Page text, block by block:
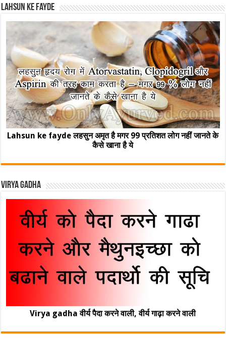
Lahsun ke fayde
Lahsun ke fayde लहसुन अमृत है मगर 99 प्रतिशत लोग नहीं जानते के
कैसे खाना है ये
Virya Gadha
Virya gadha वीर्य पैदा करने वाली, वीर्य गाढ़ा करने वाली